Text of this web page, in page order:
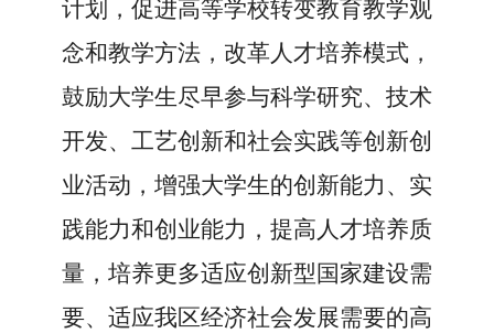
计划，促进高等学校转变教育教学观
念和教学方法，改革人才培养模式，
鼓励大学生尽早参与科学研究、技术
开发、工艺创新和社会实践等创新创
业活动，增强大学生的创新能力、实
践能力和创业能力，提高人才培养质
量，培养更多适应创新型国家建设需
要、适应我区经济社会发展需要的高